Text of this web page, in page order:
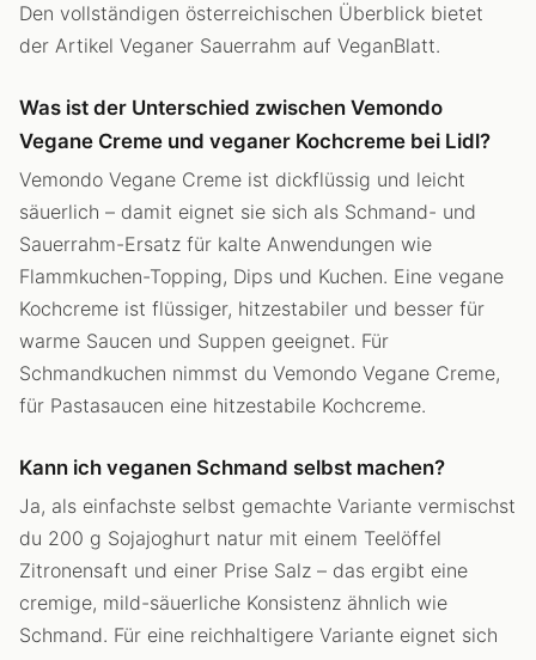
Den vollständigen österreichischen Überblick bietet
der Artikel Veganer Sauerrahm auf VeganBlatt.
Was ist der Unterschied zwischen Vemondo
Vegane Creme und veganer Kochcreme bei Lidl?
Vemondo Vegane Creme ist dickflüssig und leicht
säuerlich – damit eignet sie sich als Schmand- und
Sauerrahm-Ersatz für kalte Anwendungen wie
Flammkuchen-Topping, Dips und Kuchen. Eine vegane
Kochcreme ist flüssiger, hitzestabiler und besser für
warme Saucen und Suppen geeignet. Für
Schmandkuchen nimmst du Vemondo Vegane Creme,
für Pastasaucen eine hitzestabile Kochcreme.
Kann ich veganen Schmand selbst machen?
Ja, als einfachste selbst gemachte Variante vermischst
du 200 g Sojajoghurt natur mit einem Teelöffel
Zitronensaft und einer Prise Salz – das ergibt eine
cremige, mild-säuerliche Konsistenz ähnlich wie
Schmand. Für eine reichhaltigere Variante eignet sich